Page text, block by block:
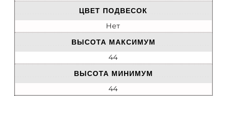
ЦВЕТ ПОДВЕСОК
Нет
ВЫСОТА МАКСИМУМ
44
ВЫСОТА МИНИМУМ
44